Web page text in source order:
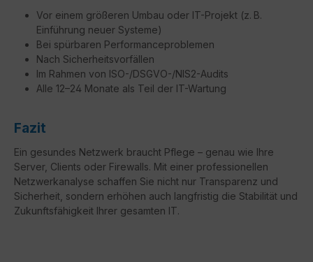
Vor einem größeren Umbau oder IT-Projekt (z. B.
Einführung neuer Systeme)
Bei spürbaren Performanceproblemen
Nach Sicherheitsvorfällen
Im Rahmen von ISO-/DSGVO-/NIS2-Audits
Alle 12–24 Monate als Teil der IT-Wartung
Fazit
Ein gesundes Netzwerk braucht Pflege – genau wie Ihre
Server, Clients oder Firewalls. Mit einer professionellen
Netzwerkanalyse schaffen Sie nicht nur Transparenz und
Sicherheit, sondern erhöhen auch langfristig die Stabilität und
Zukunftsfähigkeit Ihrer gesamten IT.